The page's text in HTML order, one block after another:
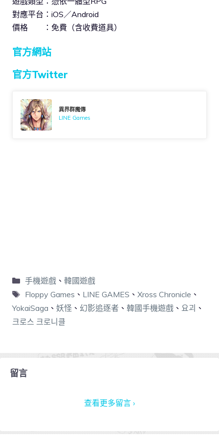
對應平台：iOS／Android
價格 ：免費（含收費道具）
官方網站
官方Twitter
異界群魔傳
LINE Games
手機遊戲、 韓國遊戲
Floppy Games 、 LINE GAMES 、 Xross Chronicle 、
YokaiSaga 、 妖怪 、 幻影追逐者 、 韓國手機遊戲 、 요괴 、
크로스 크로니클
留言
查看更多留言 ›